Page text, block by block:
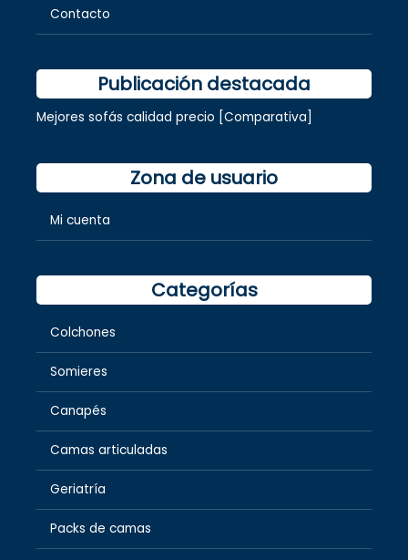
Contacto
Publicación destacada
Mejores sofás calidad precio [Comparativa]
Zona de usuario
Mi cuenta
Categorías
Colchones
Somieres
Canapés
Camas articuladas
Geriatría
Packs de camas